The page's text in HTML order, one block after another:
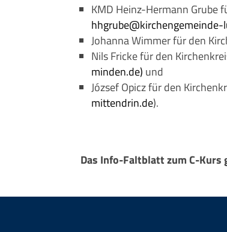
KMD Heinz-Hermann Grube
hhgrube@kirchengemeinde-
Johanna Wimmer für den
Nils Fricke für den
minden.de) und
József Opicz für den
mittendrin.de).
Das Info-Faltblatt zum C-Kurs